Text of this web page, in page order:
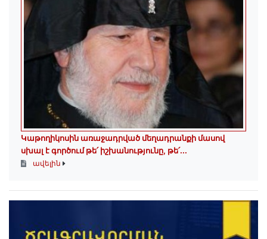
Կաթողիկոսին առաջադրված մեղադրանքի մասով
սխալ է գործում թե՛ իշխանությունը, թե՛...
ավելին